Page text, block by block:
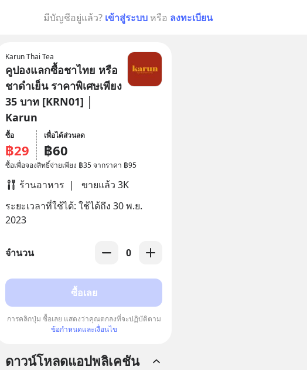
มีบัญชีอยู่แล้ว? เข้าสู่ระบบ หรือ ลงทะเบียน
Karun Thai Tea
คูปองแลกซื้อชาไทย หรือ
ชาดำเย็น ราคาพิเศษเพียง
35 บาท [KRN01] │
Karun
ซื้อ
฿29
เพื่อได้ส่วนลด
฿60
ซื้อเพื่อจองสิทธิ์จ่ายเพียง ฿35 จากราคา ฿95
ร้านอาหาร |
ขายแล้ว 3K
ระยะเวลาที่ใช้ได้: ใช้ได้ถึง 30 พ.ย.
2023
จำนวน 0
ซื้อเลย
การคลิกปุ่ม ซื้อเลย แสดงว่าคุณตกลงที่จะปฏิบัติตาม
ข้อกำหนดและเงื่อนไข
ดาวน์โหลดแอปพลิเคชัน